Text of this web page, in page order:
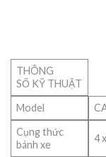
THÔNG
SỐ KỸ THUẬT
Model
Cụng thức
bánh xe
4